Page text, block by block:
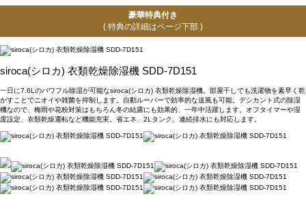
豪華特典付き
( 特典の詳細はページ下部 )
siroca(シロカ) 衣類乾燥除湿機 SDD-7D151
一日に7.6Lのパワフル除湿が可能なsiroca(シロカ) 衣類乾燥除湿機。部屋干しでも洗濯物を素早く乾
かすことでニオイや雑菌を抑制します。自動ルーバーで効率的な送風も可能。デシカント式の除湿
機なので、梅雨や花粉対策はもちろん冬の結露にも効果的、一年中活躍します。オフタイマーや湿
度設定、衣類乾燥運転など機能充実。省エネ、2Lタンク、連続排水にも対応します。